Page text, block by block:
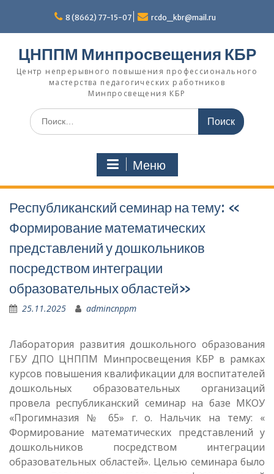
содержимому
8 (8662) 77-15-07 rcdo_kbr@mail.ru
ЦНППМ Минпросвещения КБР
Центр непрерывного повышения профессионального
мастерства педагогических работников
Минпросвещения КБР
Искать:
Меню
Республиканский семинар на тему: «
Формирование математических
представлений у дошкольников
посредством интеграции
образовательных областей»
25.11.2025 admincnppm
Лаборатория развития дошкольного образования
ГБУ ДПО ЦНППМ Минпросвещения КБР в рамках
курсов повышения квалификации для воспитателей
дошкольных образовательных организаций
провела республиканский семинар на базе МКОУ
«Прогимназия № 65» г. о. Нальчик на тему: «
Формирование математических представлений у
дошкольников посредством интеграции
образовательных областей». Целью семинара было